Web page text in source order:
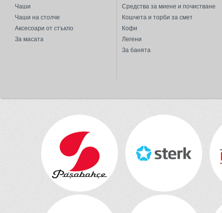
BINGO
BLACK AND WHITE
BREMEN
BRICKS
BUBBLE
Чаши
Чаши на столче
Аксесоари от стъкло
За масата
Средства за миене и почистване
Кошчета и торби за смет
Кофи
Легени
За банята